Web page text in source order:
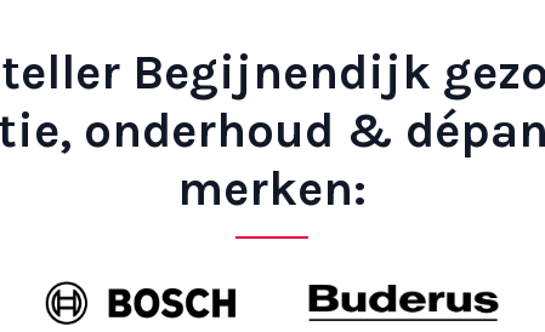
Begijnendijk
onderhoud &
merken: